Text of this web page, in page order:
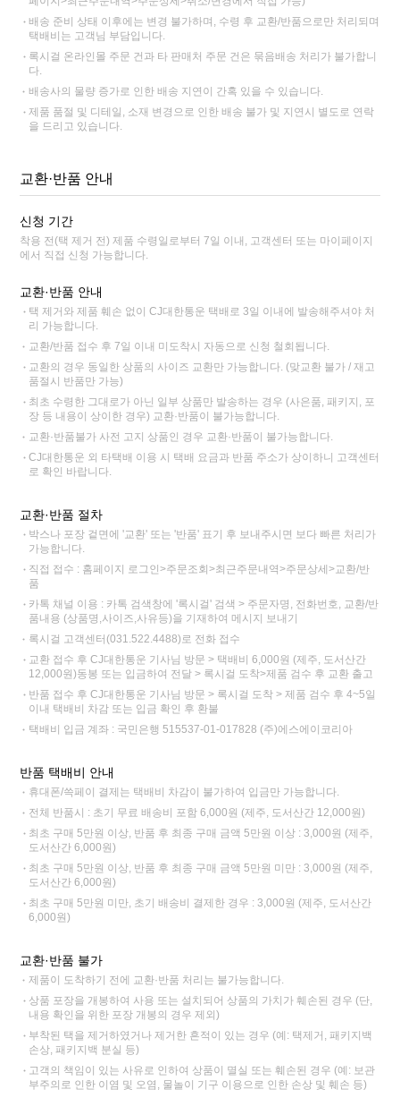
배송 준비 상태 이후에는 변경 불가하며, 수령 후 교환/반품으로만 처리되며
택배비는 고객님 부담입니다.
록시걸 온라인몰 주문 건과 타 판매처 주문 건은 묶음배송 처리가 불가합니
다.
배송사의 물량 증가로 인한 배송 지연이 간혹 있을 수 있습니다.
제품 품절 및 디테일, 소재 변경으로 인한 배송 불가 및 지연시 별도로 연락
을 드리고 있습니다.
교환·반품 안내
신청 기간
착용 전(택 제거 전) 제품 수령일로부터 7일 이내, 고객센터 또는 마이페이지
에서 직접 신청 가능합니다.
교환·반품 안내
택 제거와 제품 훼손 없이 CJ대한통운 택배로 3일 이내에 발송해주셔야 처
리 가능합니다.
교환/반품 접수 후 7일 이내 미도착시 자동으로 신청 철회됩니다.
교환의 경우 동일한 상품의 사이즈 교환만 가능합니다. (맞교환 불가 / 재고
품절시 반품만 가능)
최초 수령한 그대로가 아닌 일부 상품만 발송하는 경우 (사은품, 패키지, 포
장 등 내용이 상이한 경우) 교환·반품이 불가능합니다.
교환·반품불가 사전 고지 상품인 경우 교환·반품이 불가능합니다.
CJ대한통운 외 타택배 이용 시 택배 요금과 반품 주소가 상이하니 고객센터
로 확인 바랍니다.
교환·반품 절차
박스나 포장 겉면에 '교환' 또는 '반품' 표기 후 보내주시면 보다 빠른 처리가
가능합니다.
직접 접수 : 홈페이지 로그인>주문조회>최근주문내역>주문상세>교환/반
품
카톡 채널 이용 : 카톡 검색창에 '록시걸' 검색 > 주문자명, 전화번호, 교환/반
품내용 (상품명,사이즈,사유등)을 기재하여 메시지 보내기
록시걸 고객센터(031.522.4488)로 전화 접수
교환 접수 후 CJ대한통운 기사님 방문 > 택배비 6,000원 (제주, 도서산간
12,000원)동봉 또는 입금하여 전달 > 록시걸 도착>제품 검수 후 교환 출고
반품 접수 후 CJ대한통운 기사님 방문 > 록시걸 도착 > 제품 검수 후 4~5일
이내 택배비 차감 또는 입금 확인 후 환불
택배비 입금 계좌 : 국민은행 515537-01-017828 (주)에스에이코리아
반품 택배비 안내
휴대폰/쓱페이 결제는 택배비 차감이 불가하여 입금만 가능합니다.
전체 반품시 : 초기 무료 배송비 포함 6,000원 (제주, 도서산간 12,000원)
최초 구매 5만원 이상, 반품 후 최종 구매 금액 5만원 이상 : 3,000원 (제주,
도서산간 6,000원)
최초 구매 5만원 이상, 반품 후 최종 구매 금액 5만원 미만 : 3,000원 (제주,
도서산간 6,000원)
최초 구매 5만원 미만, 초기 배송비 결제한 경우 : 3,000원 (제주, 도서산간
6,000원)
교환·반품 불가
제품이 도착하기 전에 교환·반품 처리는 불가능합니다.
상품 포장을 개봉하여 사용 또는 설치되어 상품의 가치가 훼손된 경우 (단,
내용 확인을 위한 포장 개봉의 경우 제외)
부착된 택을 제거하였거나 제거한 흔적이 있는 경우 (예: 택제거, 패키지백
손상, 패키지백 분실 등)
고객의 책임이 있는 사유로 인하여 상품이 멸실 또는 훼손된 경우 (예: 보관
부주의로 인한 이염 및 오염, 물놀이 기구 이용으로 인한 손상 및 훼손 등)